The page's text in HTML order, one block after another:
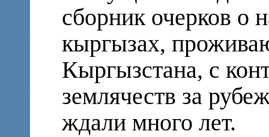
сборник очерков
кыргызах,
Кыргызстана, с
землячеств за
ждали много лет.